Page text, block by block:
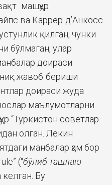
машҳур
ва Каррер д’Анкосс
қилган, чунки
бўлмаган, улар
доираси
жавоб бериши
доираси жуда
маълумотларни
“Туркистон советлар
олган. Лекин
манбалар ҳам бор
(“бўлиб ташлаю
Бу